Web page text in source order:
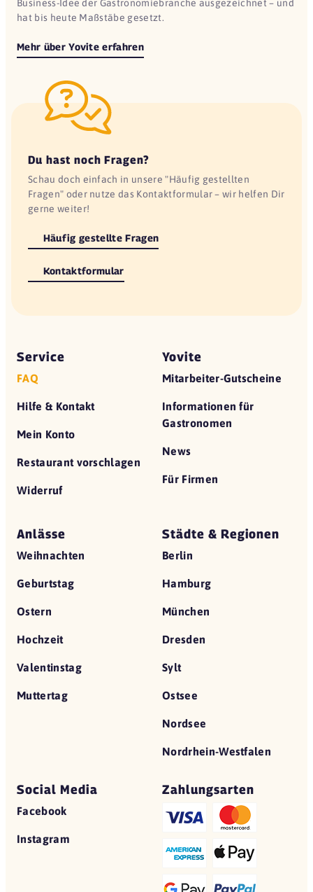
Business-Idee der Gastronomiebranche ausgezeichnet – und
hat bis heute Maßstäbe gesetzt.
Mehr über Yovite erfahren
Du hast noch Fragen?
Schau doch einfach in unsere "Häufig gestellten
Fragen" oder nutze das Kontaktformular – wir helfen Dir
gerne weiter!
Häufig gestellte Fragen
Kontaktformular
Service
FAQ
Hilfe & Kontakt
Mein Konto
Restaurant vorschlagen
Widerruf
Yovite
Mitarbeiter-Gutscheine
Informationen für
Gastronomen
News
Für Firmen
Anlässe
Weihnachten
Geburtstag
Ostern
Hochzeit
Valentinstag
Muttertag
Städte & Regionen
Berlin
Hamburg
München
Dresden
Sylt
Ostsee
Nordsee
Nordrhein-Westfalen
Social Media
Facebook
Instagram
Zahlungsarten